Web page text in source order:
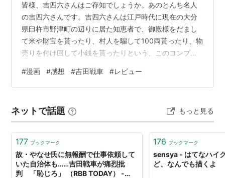
殴るぞ!（1〜5巻・続刊中・小学館）
山田シリーズ（全2巻・小学館）
はまり道（アスキー）
ゴッドボンボン（アスペクト）
ニューはまり道（アスペクト）
ーはまり道』を再編集、加筆したもの）
象の怒り（エンターブレイン）
武侠さるかに合戦（天の巻/地の巻・エンターブ
レイン）
非漫画作品
皆様、吉四六さんはご存知でしょうか。あのとんち名人
の吉四六さんです。吉四六さんは江戸時代に現在の大分
県臼杵市野津町の辺りに居た知恵者で、御殿様をだまし
て米や財宝を貰ったり、村人を騙して100両貰ったり、物
売りを付け回して小銭を貰ったりという、このコンプラ
言えない存在です。この前見た絵本では吉四六さんの出
身地を示す地図が盛大に誤っていました。多分そろそろ
一部を除いて全く知られていない男です。 では、暗黒星
人はご存知でしょうか？暗黒星人は海で獲れる貝か何か
の仲間で、主に暗黒星人丼などで供される食品で…
#漫画 #感想 #吉田戦車 #レビュー
ネットで話題 もっと見る
177 ブックマーク
故・やなせ氏に無報酬で仕事依頼して
いた自治体も……吉田戦車が痛烈批
判 「恥じろ」 （RBB TODAY） -
176 ブックマーク
sensya - はてなハイ
ど、なんでも描くよ